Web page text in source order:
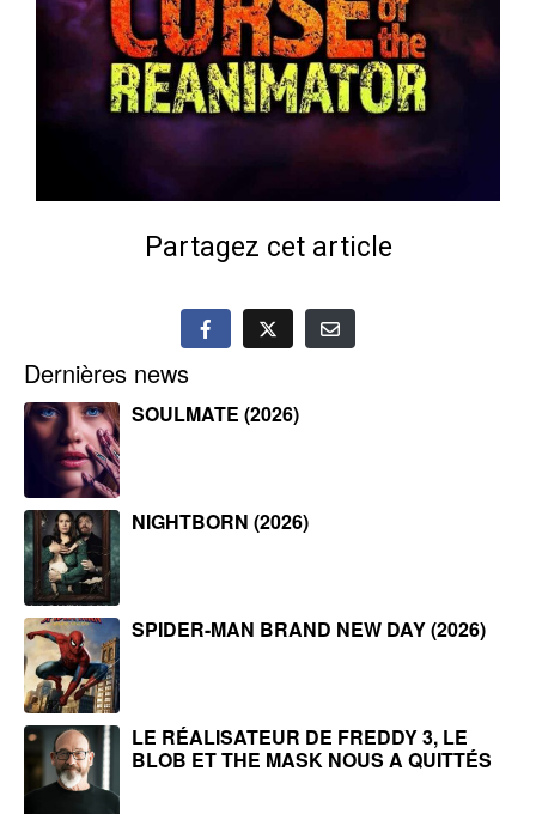
Partagez cet article
Dernières news
SOULMATE (2026)
NIGHTBORN (2026)
SPIDER-MAN BRAND NEW DAY (2026)
LE RÉALISATEUR DE FREDDY 3, LE
BLOB ET THE MASK NOUS A QUITTÉS